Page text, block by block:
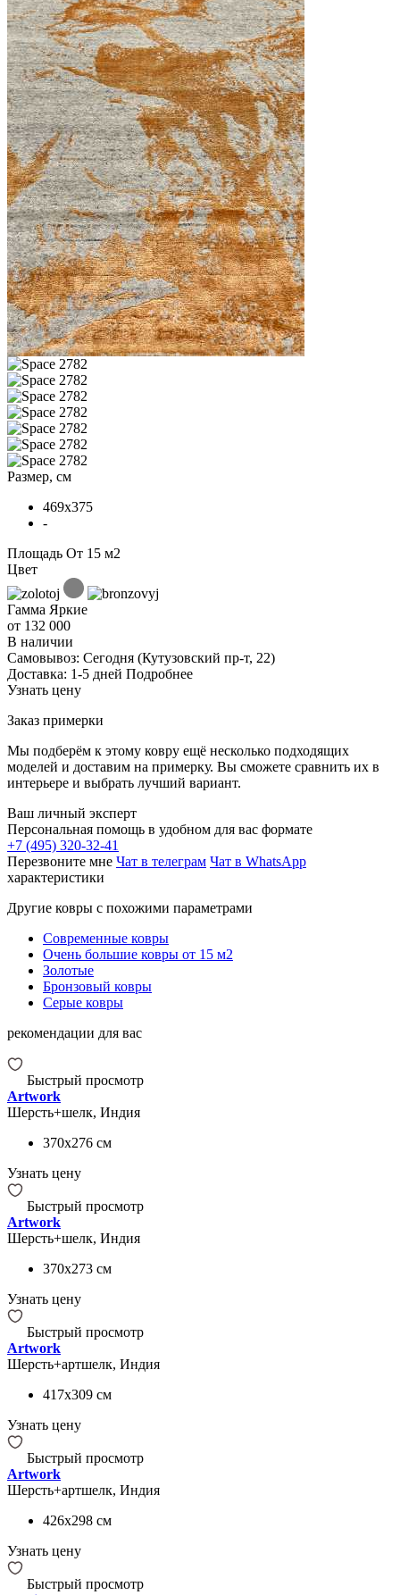
Размер, см
469x375
-
Площадь От 15 м2
Цвет
Гамма Яркие
от 132 000
В наличии
Самовывоз: Сегодня (Кутузовский пр-т, 22)
Доставка: 1-5 дней Подробнее
Узнать цену
Заказ примерки
Мы подберём к этому ковру ещё несколько подходящих
моделей и доставим на примерку. Вы сможете сравнить их в
интерьере и выбрать лучший вариант.
Ваш личный эксперт
Персональная помощь в удобном для вас формате
+7 (495) 320-32-41
Перезвоните мне Чат в телеграм Чат в WhatsApp
характеристики
Другие ковры с похожими параметрами
Современные ковры
Очень большие ковры от 15 м2
Золотые
Бронзовый ковры
Серые ковры
рекомендации для вас
Быстрый просмотр
Artwork
Шерсть+шелк, Индия
370x276 см
Узнать цену
Быстрый просмотр
Artwork
Шерсть+шелк, Индия
370x273 см
Узнать цену
Быстрый просмотр
Artwork
Шерсть+артшелк, Индия
417x309 см
Узнать цену
Быстрый просмотр
Artwork
Шерсть+артшелк, Индия
426x298 см
Узнать цену
Быстрый просмотр